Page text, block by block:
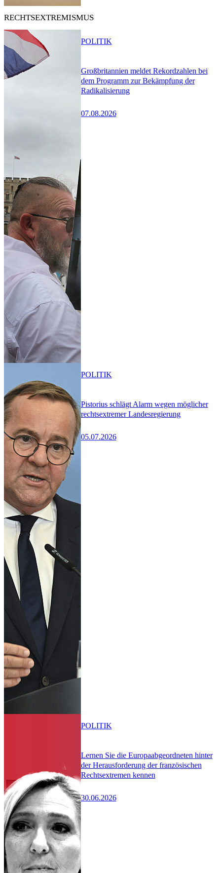
RECHTSEXTREMISMUS
Großbritannien meldet Rekordzahlen bei
dem Programm zur Bekämpfung der
Radikalisierung
07.08.2026
POLITIK
Pistorius schlägt Alarm wegen möglicher
rechtsextremer Landesregierung
05.07.2026
POLITIK
Lernen Sie die Europaabgeordneten hinter
der Herausforderung der französischen
Rechtsextremen kennen
30.06.2026
POLITIK